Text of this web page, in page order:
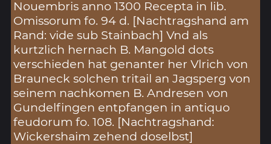
Nouembris anno 1300 Recepta in lib.
Omissorum fo. 94 d. [Nachtragshand am
Rand: vide sub Stainbach] Vnd als
kurtzlich hernach B. Mangold dots
verschieden hat genanter her Vlrich von
Brauneck solchen tritail an Jagsperg von
seinem nachkomen B. Andresen von
Gundelfingen entpfangen in antiquo
feudorum fo. 108. [Nachtragshand:
Wickershaim zehend doselbst]